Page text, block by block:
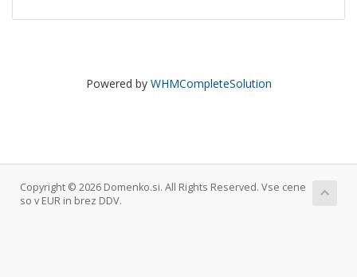
Powered by WHMCompleteSolution
Copyright © 2026 Domenko.si. All Rights Reserved. Vse cene
so v EUR in brez DDV.